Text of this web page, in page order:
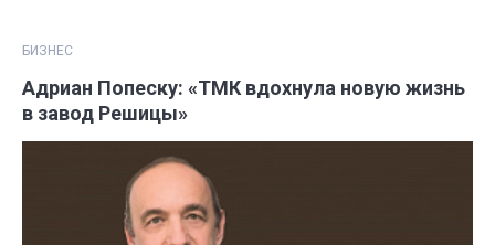
БИЗНЕС
Адриан Попеску: «ТМК вдохнула новую жизнь
в завод Решицы»